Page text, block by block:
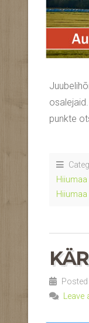
punkte
Hiiumaa
Leave